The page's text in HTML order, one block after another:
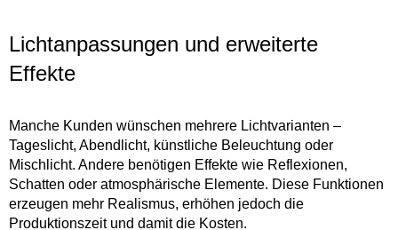
Lichtanpassungen und erweiterte
Effekte
Manche Kunden wünschen mehrere Lichtvarianten –
Tageslicht, Abendlicht, künstliche Beleuchtung oder
Mischlicht. Andere benötigen Effekte wie Reflexionen,
Schatten oder atmosphärische Elemente. Diese Funktionen
erzeugen mehr Realismus, erhöhen jedoch die
Produktionszeit und damit die Kosten.